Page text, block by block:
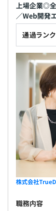
上場企業◎
／Web開発
通過ランク
株式会社
職務内容